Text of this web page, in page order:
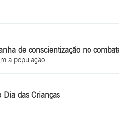
de conscientização no
a população
Dia das Crianças